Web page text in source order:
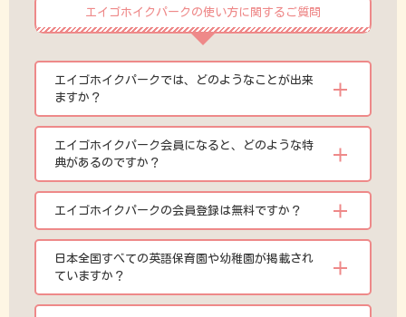
エイゴホイクパークの使い方に関するご質問
エイゴホイクパークでは、どのようなことが出来
ますか？
エイゴホイクパーク会員になると、どのような特
典があるのですか？
エイゴホイクパークの会員登録は無料ですか？
日本全国すべての英語保育園や幼稚園が掲載され
ていますか？